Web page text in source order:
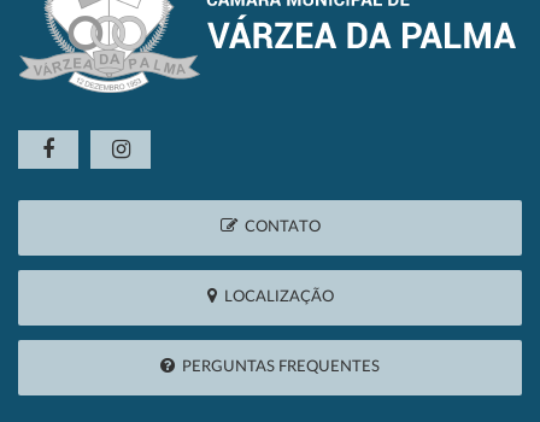
CONTATO
LOCALIZAÇÃO
PERGUNTAS FREQUENTES